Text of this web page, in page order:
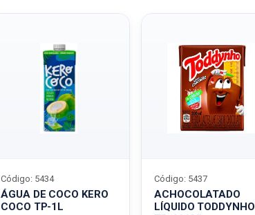
ÁGUA DE COCO KERO
COCO TP-1L
Código: 5434
ACHOCOLATADO
LÍQUIDO TODDYNHO
Código: 5437